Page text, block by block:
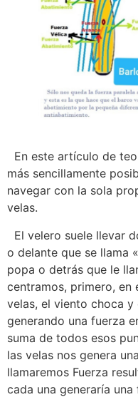
En este artículo de
más sencillamente
navegar con la sola
velas.
El velero suele llevar
o delante que se llama
popa o detrás que le
centramos, primero,
velas, el viento choca
generando una fuerza
suma de todos esos
las velas nos genera
llamaremos Fuerza
cada una generaría